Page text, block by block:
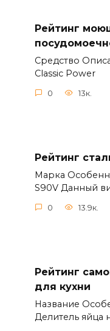
Рейтинг
Средство
Classic Power
0 13к.
Рейтинг
Марка
S90V Данный
0 13.9к.
Рейтинг
для кухни
Название
Делитель яйца